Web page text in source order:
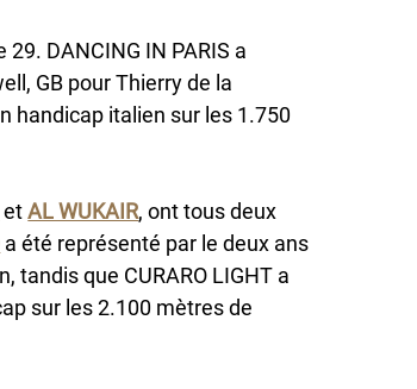
DANCING IN PARIS a
GB pour Thierry de la
handicap italien sur les 1.750
et AL WUKAIR, ont tous deux
a été représenté par le deux ans
tandis que CURARO LIGHT a
sur les 2.100 mètres de